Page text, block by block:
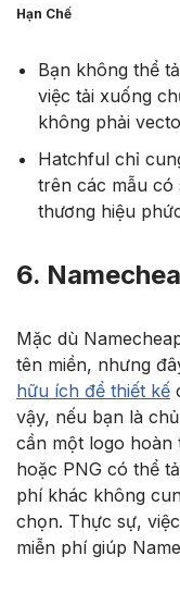
Hạn Chế
Bạn không thể
việc tải xuống
không phải
Hatchful chỉ
trên các mẫu
thương hiệu
6.
Mặc dù
tên miền, nhưng
hữu ích để thiết kế
vậy, nếu bạn là
cần một logo hoàn
hoặc PNG có thể
phí khác không
chọn. Thực sự,
miễn phí giúp